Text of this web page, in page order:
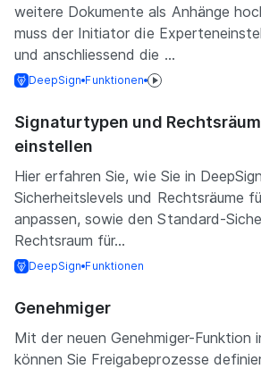
weitere Dokumente als Anhänge
muss der Initiator die
und anschliessend die ...
DeepSign Funktionen
Signaturtypen und
einstellen
Hier erfahren Sie, wie Sie in
Sicherheitslevels und Rechtsräume
anpassen, sowie den Standard-
Rechtsraum für...
DeepSign Funktionen
Genehmiger
Mit der neuen Genehmiger-Funktion
können Sie Freigabeprozesse